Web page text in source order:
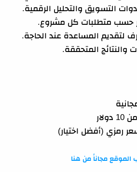
التسويق والتحليل الرقمية.
حسب متطلبات كل مشروع.
لتقديم المساعدة عند الحاجة.
والنتائج المتحققة.
رمزي (أفضل اختيار)
الموقع مجاناً من هنا